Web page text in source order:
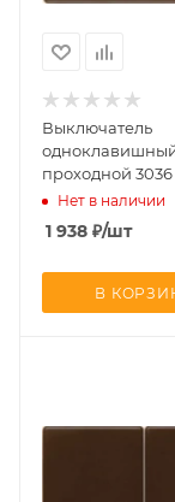
Выключатель
проходной 3036
14050001 Berker
Нет в наличии
1 938 ₽/шт
В